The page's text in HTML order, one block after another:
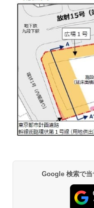
Google 検索で当